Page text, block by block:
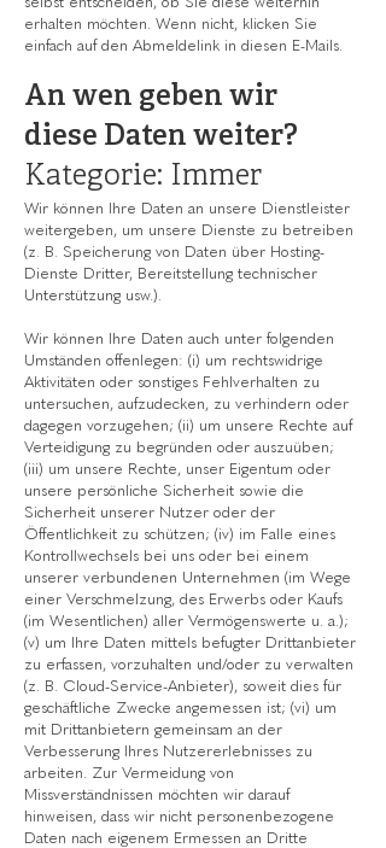
erhalten möchten. Wenn nicht, klicken Sie
einfach auf den Abmeldelink in diesen E-Mails.
An wen geben wir
diese Daten weiter?
Kategorie: Immer
Wir können Ihre Daten an unsere Dienstleister
weitergeben, um unsere Dienste zu betreiben
(z. B. Speicherung von Daten über Hosting-
Dienste Dritter, Bereitstellung technischer
Unterstützung usw.).
Wir können Ihre Daten auch unter folgenden
Umständen offenlegen: (i) um rechtswidrige
Aktivitäten oder sonstiges Fehlverhalten zu
untersuchen, aufzudecken, zu verhindern oder
dagegen vorzugehen; (ii) um unsere Rechte auf
Verteidigung zu begründen oder auszuüben;
(iii) um unsere Rechte, unser Eigentum oder
unsere persönliche Sicherheit sowie die
Sicherheit unserer Nutzer oder der
Öffentlichkeit zu schützen; (iv) im Falle eines
Kontrollwechsels bei uns oder bei einem
unserer verbundenen Unternehmen (im Wege
einer Verschmelzung, des Erwerbs oder Kaufs
(im Wesentlichen) aller Vermögenswerte u. a.);
(v) um Ihre Daten mittels befugter Drittanbieter
zu erfassen, vorzuhalten und/oder zu verwalten
(z. B. Cloud-Service-Anbieter), soweit dies für
geschäftliche Zwecke angemessen ist; (vi) um
mit Drittanbietern gemeinsam an der
Verbesserung Ihres Nutzererlebnisses zu
arbeiten. Zur Vermeidung von
Missverständnissen möchten wir darauf
hinweisen, dass wir nicht personenbezogene
Daten nach eigenem Ermessen an Dritte